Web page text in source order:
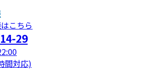
こちら
29
間対応)